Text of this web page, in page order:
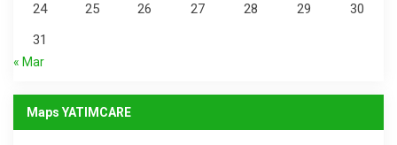
24
25 26 27 28 29
30
31
« Mar
Maps YATIMCARE